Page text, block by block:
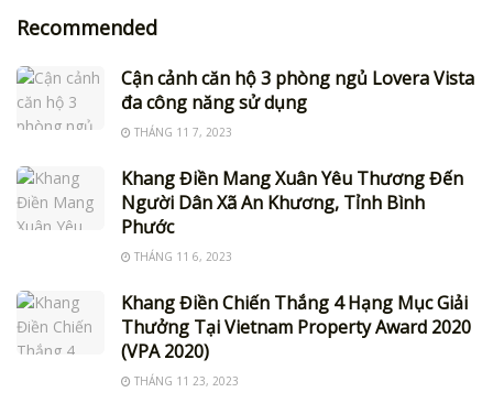
Recommended
Cận cảnh căn hộ 3 phòng ngủ Lovera Vista
đa công năng sử dụng
THÁNG 11 7, 2023
Khang Điền Mang Xuân Yêu Thương Đến
Người Dân Xã An Khương, Tỉnh Bình
Phước
THÁNG 11 6, 2023
Khang Điền Chiến Thắng 4 Hạng Mục Giải
Thưởng Tại Vietnam Property Award 2020
(VPA 2020)
THÁNG 11 23, 2023